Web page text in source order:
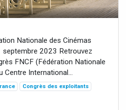
Nationale des Cinémas
septembre 2023 Retrouvez
FNCF (Fédération Nationale
Centre International...
Congrès des exploitants